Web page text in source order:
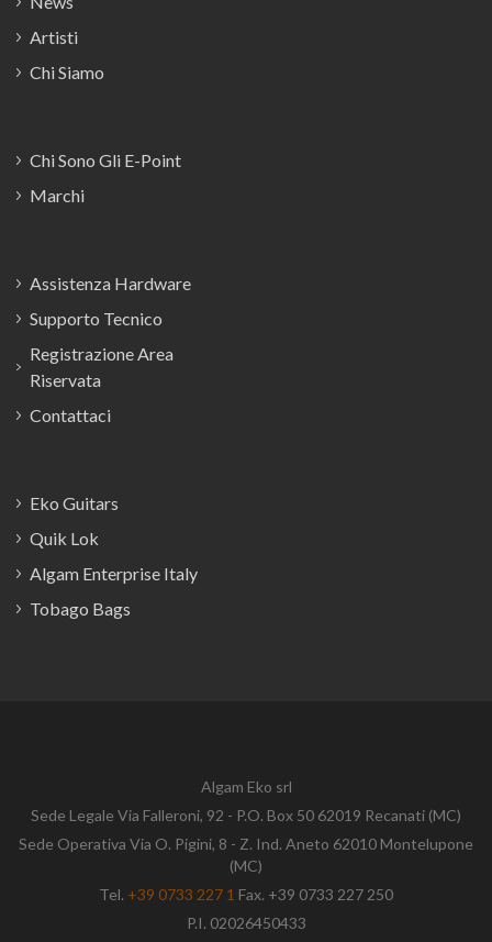
Artisti
Chi Siamo
Chi Sono Gli E-Point
Marchi
Assistenza Hardware
Supporto Tecnico
Registrazione Area
Riservata
Contattaci
Eko Guitars
Quik Lok
Algam Enterprise Italy
Tobago Bags
Algam Eko srl
Sede Legale Via Falleroni, 92 - P.O. Box 50 62019 Recanati (MC)
Sede Operativa Via O. Pigini, 8 - Z. Ind. Aneto 62010 Montelupone
(MC)
Tel. +39 0733 227 1 Fax. +39 0733 227 250
P.I. 02026450433